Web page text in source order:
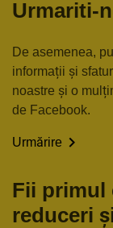
Urmariti-
De asemenea,
informații și
noastre și o
de Facebook.
Urmărire 
Fii primul
reduceri